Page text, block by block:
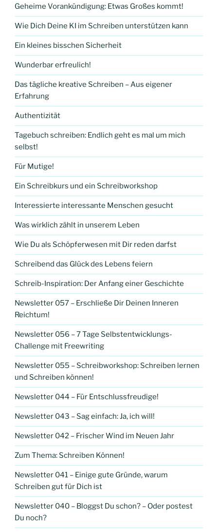
Geheime Vorankündigung: Etwas Großes kommt!
Wie Dich Deine KI im Schreiben unterstützen kann
Ein kleines bisschen Sicherheit
Wunderbar erfreulich!
Das tägliche kreative Schreiben – Aus eigener
Erfahrung
Authentizität
Tagebuch schreiben: Endlich geht es mal um mich
selbst!
Für Mutige!
Ein Schreibkurs und ein Schreibworkshop
Interessierte interessante Menschen gesucht
Was wirklich zählt in unserem Leben
Wie Du als Schöpferwesen mit Dir reden darfst
Schreibend das Glück des Lebens feiern
Schreib-Inspiration: Der Anfang einer Geschichte
Newsletter 057 – Erschließe Dir Deinen Inneren
Reichtum!
Newsletter 056 – 7 Tage Selbstentwicklungs-
Challenge mit Freewriting
Newsletter 055 – Schreibworkshop: Schreiben lernen
und Schreiben können!
Newsletter 044 – Für Entschlussfreudige!
Newsletter 043 – Sag einfach: Ja, ich will!
Newsletter 042 – Frischer Wind im Neuen Jahr
Zum Thema: Schreiben Können!
Newsletter 041 – Einige gute Gründe, warum
Schreiben gut für Dich ist
Newsletter 040 – Bloggst Du schon? – Oder postest
Du noch?